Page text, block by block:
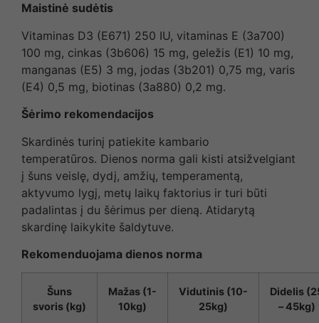
Maistinė sudėtis
Vitaminas D3 (E671) 250 IU, vitaminas E (3a700)
100 mg, cinkas (3b606) 15 mg, geležis (E1) 10 mg,
manganas (E5) 3 mg, jodas (3b201) 0,75 mg, varis
(E4) 0,5 mg, biotinas (3a880) 0,2 mg.
Šėrimo rekomendacijos
Skardinės turinį patiekite kambario
temperatūros. Dienos norma gali kisti atsižvelgiant
į šuns veislę, dydį, amžių, temperamentą,
aktyvumo lygį, metų laikų faktorius ir turi būti
padalintas į du šėrimus per dieną. Atidarytą
skardinę laikykite šaldytuve.
Rekomenduojama dienos norma
Šuns
svoris (kg)
Mažas (1-
10kg)
Vidutinis (10-
25kg)
Didelis
– 45kg)